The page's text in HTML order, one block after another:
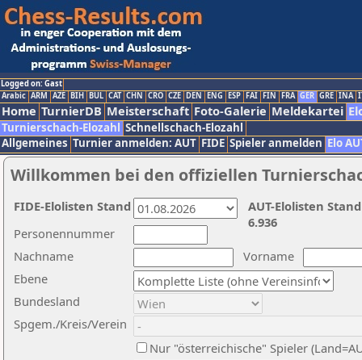
Logged on: Gast
Arabic ARM AZE BIH BUL CAT CHN CRO CZE DEN ENG ESP FAI FIN FRA GER GRE INA
Home TurnierDB Meisterschaft Foto-Galerie Meldekartei
Turnierschach-Elozahl Schnellschach-Elozahl
Allgemeines Turnier anmelden: AUT FIDE Spieler anmelden Elo
Willkommen bei den offiziellen
Nachname
Vorname
Ebene
Personennummer
Bundesland
Spgem./Kreis/Verein
Nur "österreichische" Spieler
AUT-Elolisten
6.936
FIDE-Elolisten Stand